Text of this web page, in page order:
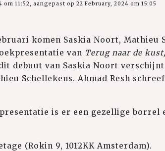
11:52, aangepast op 22 February, 2024 om 15:05
komen Saskia Noort, Mathieu
van Terug naar de kust,
debuut van Saskia Noort
Schellekens. Ahmad Resh
is er een gezellige borrel
(Rokin 9, 1012KK Amsterdam).